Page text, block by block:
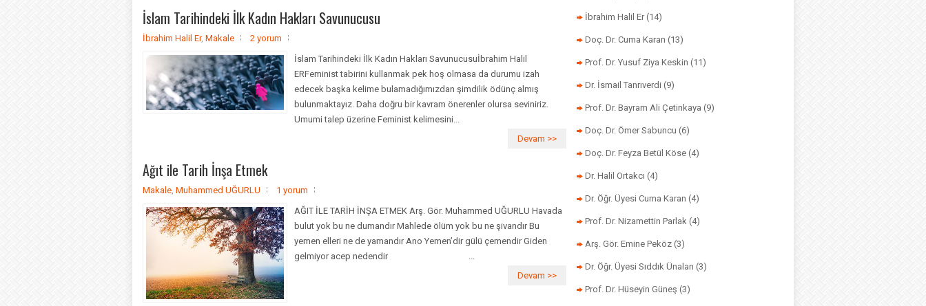
İslam Tarihindeki İlk Kadın Hakları Savunucusu
İbrahim Halil Er, Makale
2 yorum
İslam Tarihindeki İlk Kadın Hakları Savunucusuİbrahim Halil
ERFeminist tabirini kullanmak pek hoş olmasa da durumu izah
edecek başka kelime bulamadığımızdan şimdilik ödünç almış
bulunmaktayız. Daha doğru bir kavram önerenler olursa seviniriz.
Umumi talep üzerine Feminist kelimesini...
Devam >>
Ağıt ile Tarih İnşa Etmek
Makale, Muhammed UĞURLU
1 yorum
AĞIT İLE TARİH İNŞA ETMEK Arş. Gör. Muhammed UĞURLU Havada
bulut yok bu ne dumandır Mahlede ölüm yok bu ne şivandır Bu
yemen elleri ne de yamandır Ano Yemen’dir gülü çemendir Giden
gelmiyor acep nedendir ...
Devam >>
İbrahim Halil Er (14)
Doç. Dr. Cuma Karan (13)
Prof. Dr. Yusuf Ziya Keskin (11)
Dr. İsmail Tanrıverdi (9)
Prof. Dr. Bayram Ali Çetinkaya (9)
Doç. Dr. Ömer Sabuncu (6)
Doç. Dr. Feyza Betül Köse (4)
Dr. Halil Ortakcı (4)
Dr. Öğr. Üyesi Cuma Karan (4)
Prof. Dr. Nizamettin Parlak (4)
Arş. Gör. Emine Peköz (3)
Dr. Öğr. Üyesi Sıddık Ünalan (3)
Prof. Dr. Hüseyin Güneş (3)